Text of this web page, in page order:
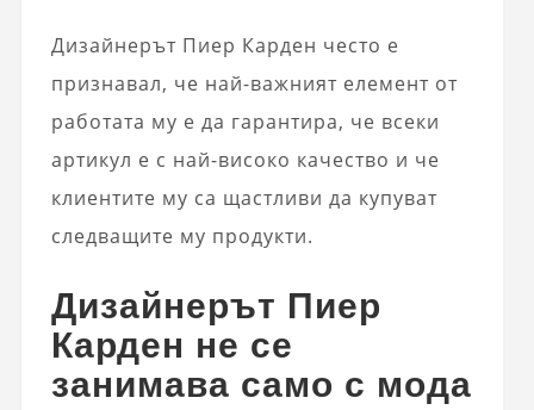
Дизайнерът Пиер Карден често е
признавал, че най-важният елемент от
работата му е да гарантира, че всеки
артикул е с най-високо качество и че
клиентите му са щастливи да купуват
следващите му продукти.
Дизайнерът Пиер
Карден не се
занимава само с мода